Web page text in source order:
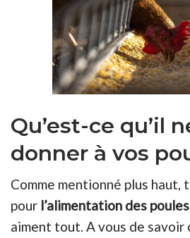
Qu’est-ce qu’il
donner à vos
Comme mentionné plus haut,
pour l’alimentation des poules
aiment tout. A vous de savoir